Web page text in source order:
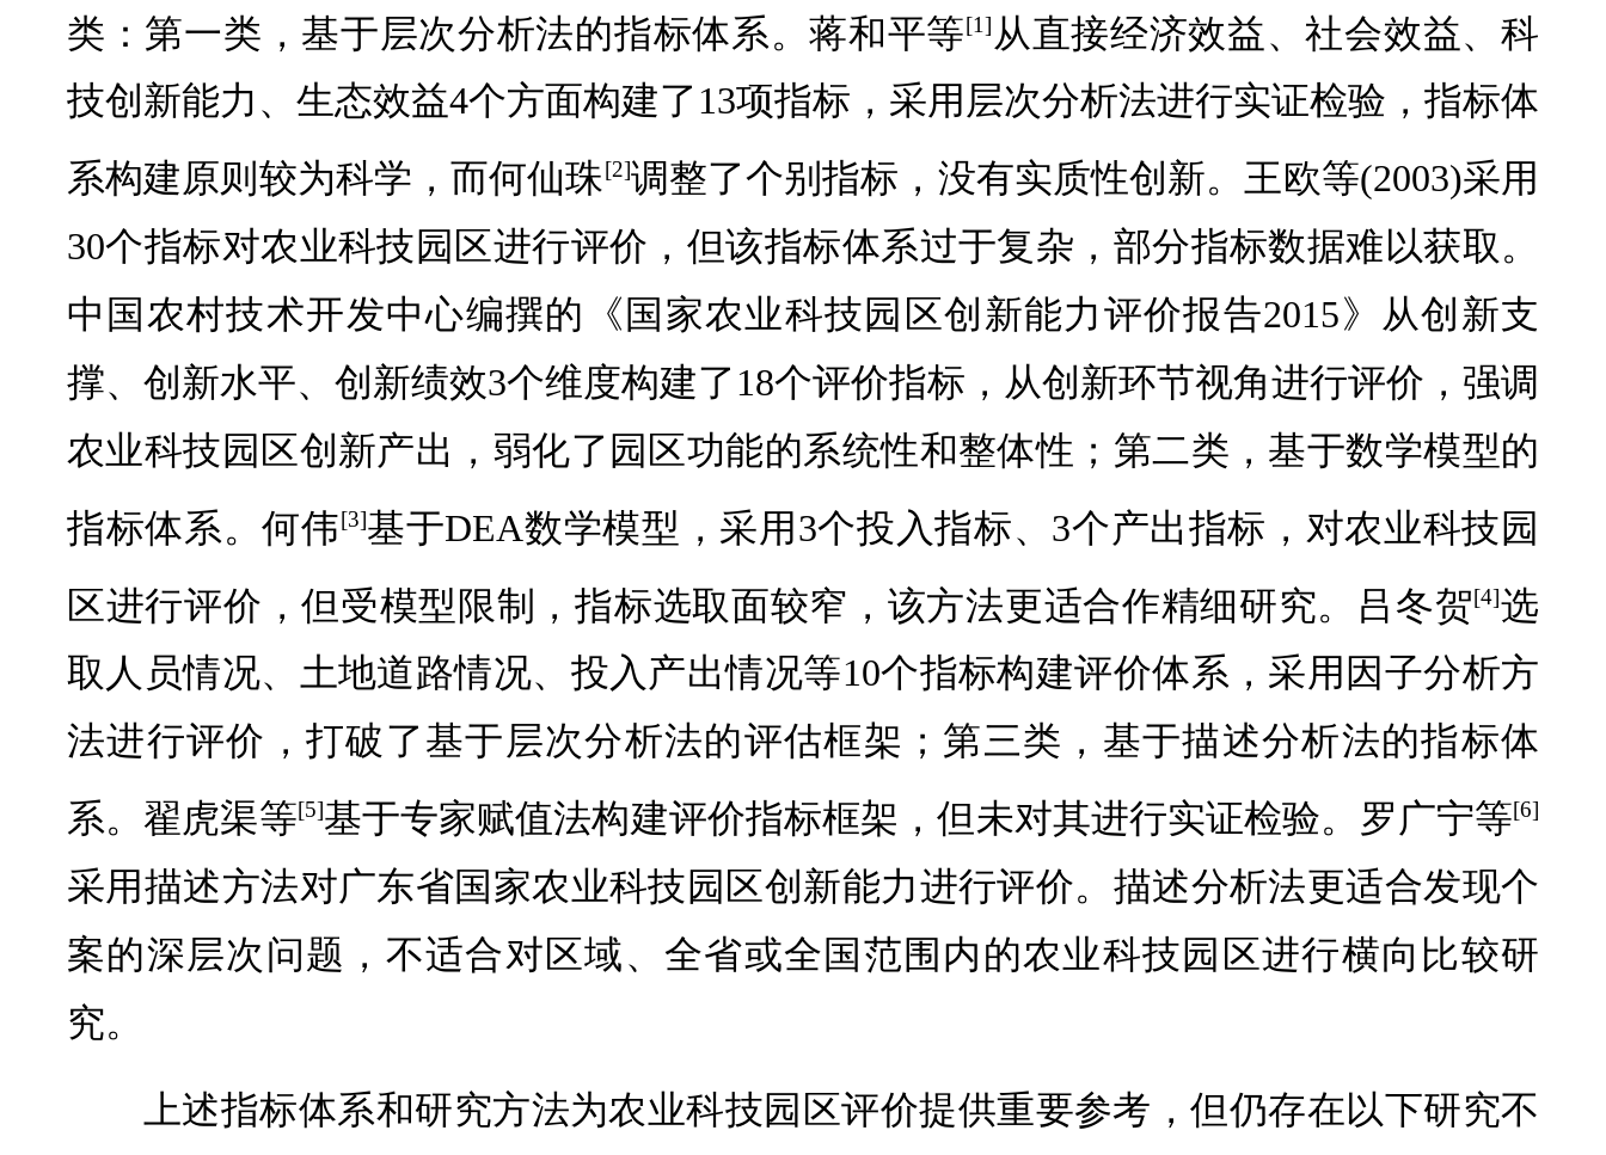
类：第一类，基于层次分析法的指标体系。蒋和平等[1] 从直接经济效益、社会效益、科
技创新能力、生态效益4个方面构建了13项指标，采用层次分析法进行实证检验，指标体
系构建原则较为科学，而何仙珠[2]调整了个别指标，没有实质性创新。王欧等(2003)采用
30个指标对农业科技园区进行评价，但该指标体系过于复杂，部分指标数据难以获取。
中国农村技术开发中心编撰的《国家农业科技园区创新能力评价报告2015》从创新支
撑、创新水平、创新绩效3个维度构建了18个评价指标，从创新环节视角进行评价，强调
农业科技园区创新产出，弱化了园区功能的系统性和整体性；第二类，基于数学模型的
指标体系。何伟[3]基于DEA数学模型，采用3个投入指标、3个产出指标，对农业科技园
区进行评价，但受模型限制，指标选取面较窄，该方法更适合作精细研究。吕冬贺[4]选
取人员情况、土地道路情况、投入产出情况等10个指标构建评价体系，采用因子分析方
法进行评价，打破了基于层次分析法的评估框架；第三类，基于描述分析法的指标体
系。翟虎渠等[5]基于专家赋值法构建评价指标框架，但未对其进行实证检验。罗广宁等[6]
采用描述方法对广东省国家农业科技园区创新能力进行评价。描述分析法更适合发现个
案的深层次问题，不适合对区域、全省或全国范围内的农业科技园区进行横向比较研
究。
上述指标体系和研究方法为农业科技园区评价提供重要参考，但仍存在以下研究不